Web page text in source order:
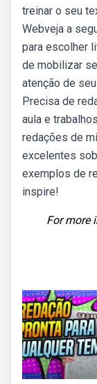
treinar o seu
Webveja a
para escolher
de mobilizar
atenção de
Precisa de
aula e
redações de
excelentes
exemplos de
inspire!
For more